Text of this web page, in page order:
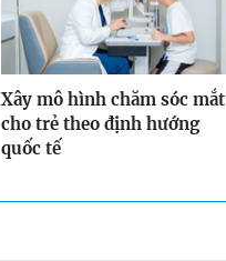
Xây mô hình chăm sóc mắt
cho trẻ theo định hướng
quốc tế